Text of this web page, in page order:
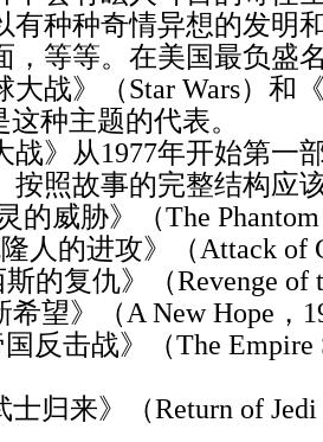
有种种奇情异想的发明
，等等。在美国最负盛
大战》（Star Wars）和
种主题的代表。
》从1977年开始第一
按照故事的完整结构应
威胁》（The Phantom
的进攻》（Attack of
复仇》（Revenge of
》（A New Hope，
击战》（The Empire
来》（Return of Jedi